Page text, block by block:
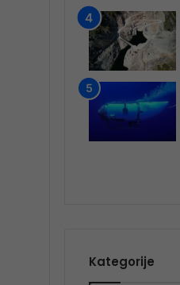
Kategorije